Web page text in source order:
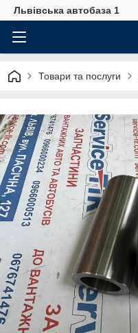
Львівська автобаза 1
Товари та послуги